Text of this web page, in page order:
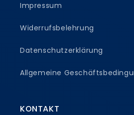
Impressum
Widerrufsbelehrung
Datenschutzerklärung
Allgemeine
KONTAKT